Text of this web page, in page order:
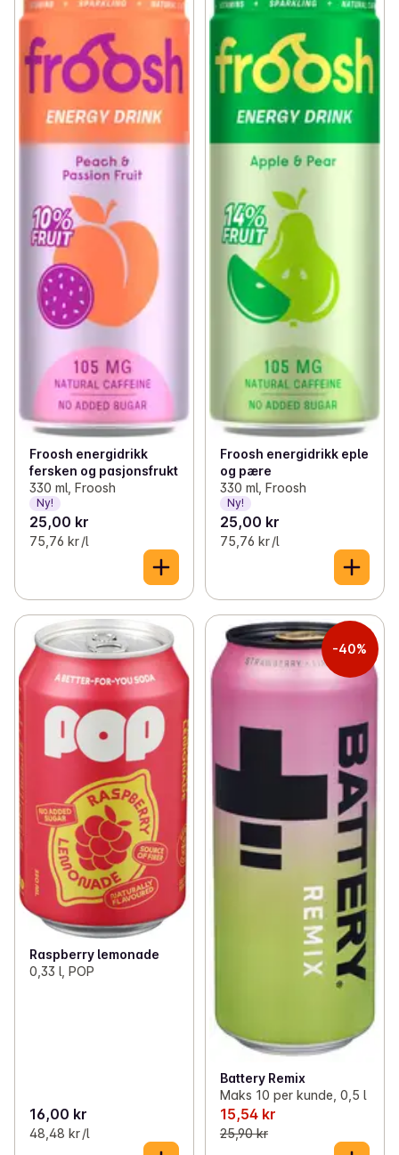
Froosh energidrikk
fersken og pasjonsfrukt
330 ml, Froosh
Ny!
25,00 kr
75,76 kr /l
Froosh energidrikk eple
og pære
330 ml, Froosh
Ny!
25,00 kr
75,76 kr /l
Raspberry lemonade
0,33 l, POP
16,00 kr
48,48 kr /l
-40%
Battery Remix
Maks 10 per kunde, 0,5 l
15,54 kr
25,90 kr